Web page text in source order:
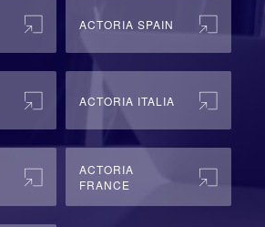
ACTORIA SPAIN
ACTORIA ITALIA
ACTORIA
FRANCE